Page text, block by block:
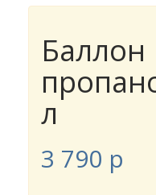
Баллон
л
3 790 p